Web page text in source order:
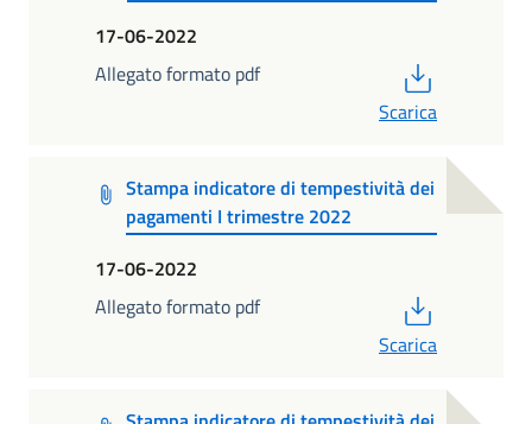
17-06-2022
Allegato formato pdf
Scarica
Stampa indicatore di tempestività dei
pagamenti I trimestre 2022
17-06-2022
Allegato formato pdf
Scarica